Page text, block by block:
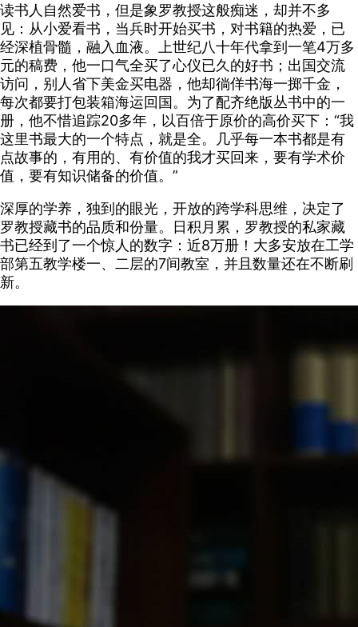
读书人自然爱书，但是象罗教授这般痴迷，却并不多
见：从小爱看书，当兵时开始买书，对书籍的热爱，已
经深植骨髓，融入血液。上世纪八十年代拿到一笔4万多
元的稿费，他一口气全买了心仪已久的好书；出国交流
访问，别人省下美金买电器，他却徜佯书海一掷千金，
每次都要打包装箱海运回国。为了配齐绝版丛书中的一
册，他不惜追踪20多年，以百倍于原价的高价买下：“我
这里书最大的一个特点，就是全。几乎每一本书都是有
点故事的，有用的、有价值的我才买回来，要有学术价
值，要有知识储备的价值。”
深厚的学养，独到的眼光，开放的跨学科思维，决定了
罗教授藏书的品质和份量。日积月累，罗教授的私家藏
书已经到了一个惊人的数字：近8万册！大多安放在工学
部第五教学楼一、二层的7间教室，并且数量还在不断刷
新。